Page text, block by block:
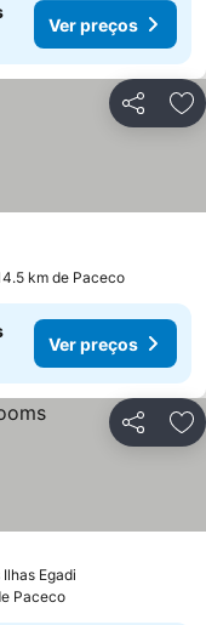
Ver preços
Partilhar
km de Paceco
Ver preços
Partilhar
Egadi
Paceco